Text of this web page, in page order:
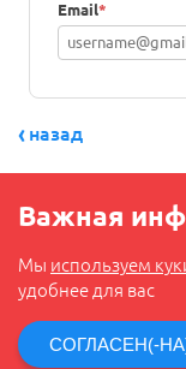
Email*
назад
Важная
Мы используем
удобнее для вас
СОГЛАСЕН(-